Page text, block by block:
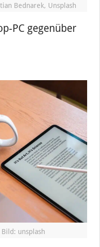
Bednarek, Unsplash
PC gegenüber
unsplash